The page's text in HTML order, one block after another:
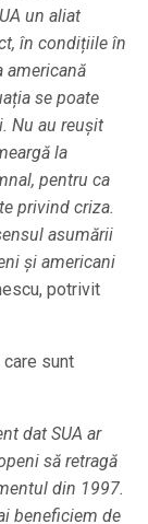
un aliat
în condițiile în
americană
se poate
Nu au reușit
la
pentru ca
privind criza.
asumării
și americani
potrivit
sunt
dat SUA ar
să retragă
din 1997.
beneficiem de